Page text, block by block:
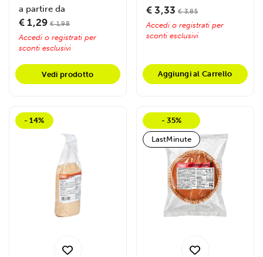
fibre e...
a partire da
€ 1,29 € 1,98
Accedi o registrati per
sconti esclusivi
Vedi prodotto
fibre e...
€ 3,33 € 3,85
Accedi o registrati per
sconti esclusivi
Aggiungi al Carrello
- 14% - 35%
LastMinute